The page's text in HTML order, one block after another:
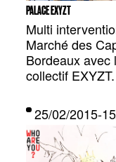
PALACE EXYZT
Multi
Marché des
Bordeaux avec
collectif EXYZT.
25/02/2015-